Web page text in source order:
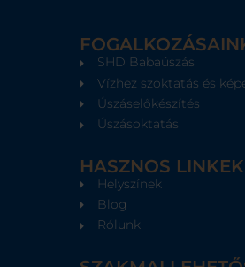
SHD Babaúszás
Vízhez szoktatás és
Úszáselőkészítés
Úszásoktatás
HASZNOS LINKEK
Helyszínek
Blog
Rólunk